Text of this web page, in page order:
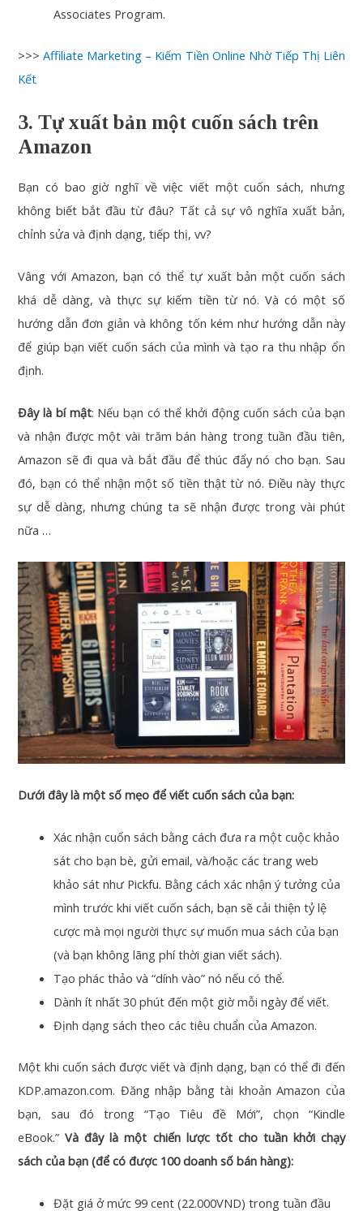
Associates Program.
>>>Affiliate Marketing – Kiếm Tiền Online Nhờ Tiếp Thị Liên
Kết
3. Tự xuất bản một cuốn sách trên
Amazon
Bạn có bao giờ nghĩ về việc viết một cuốn sách, nhưng
không biết bắt đầu từ đâu? Tất cả sự vô nghĩa xuất bản,
chỉnh sửa và định dạng, tiếp thị, vv?
Vâng với Amazon, bạn có thể tự xuất bản một cuốn sách
khá dễ dàng, và thực sự kiếm tiền từ nó. Và có một số
hướng dẫn đơn giản và không tốn kém như hướng dẫn này
để giúp bạn viết cuốn sách của mình và tạo ra thu nhập ổn
định.
Đây là bí mật: Nếu bạn có thể khởi động cuốn sách của bạn
và nhận được một vài trăm bán hàng trong tuần đầu tiên,
Amazon sẽ đi qua và bắt đầu để thúc đẩy nó cho bạn. Sau
đó, bạn có thể nhận một số tiền thật từ nó. Điều này thực
sự dễ dàng, nhưng chúng ta sẽ nhận được trong vài phút
nữa …
Dưới đây là một số mẹo để viết cuốn sách của bạn:
Xác nhận cuốn sách bằng cách đưa ra một cuộc khảo
sát cho bạn bè, gửi email, và/hoặc các trang web
khảo sát như Pickfu. Bằng cách xác nhận ý tưởng của
mình trước khi viết cuốn sách, bạn sẽ cải thiện tỷ lệ
cược mà mọi người thực sự muốn mua sách của bạn
(và bạn không lãng phí thời gian viết sách).
Tạo phác thảo và “dính vào” nó nếu có thể.
Dành ít nhất 30 phút đến một giờ mỗi ngày để viết.
Định dạng sách theo các tiêu chuẩn của Amazon.
Một khi cuốn sách được viết và định dạng, bạn có thể đi đến
KDP.amazon.com. Đăng nhập bằng tài khoản Amazon của
bạn, sau đó trong “Tạo Tiêu đề Mới”, chọn “Kindle
eBook.”Và đây là một chiến lược tốt cho tuần khởi chạy
sách của bạn (để có được 100 doanh số bán hàng):
Đặt giá ở mức 99 cent (22.000VND) trong tuần đầu